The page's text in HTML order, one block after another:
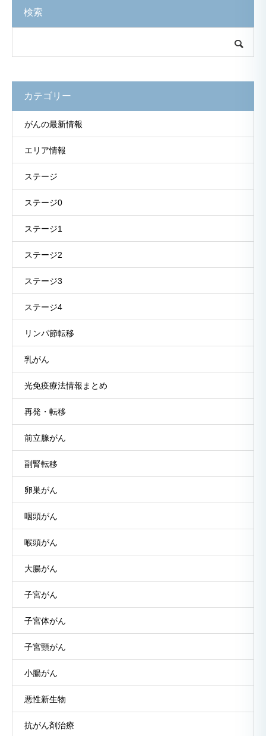
検索
カテゴリー
がんの最新情報
エリア情報
ステージ
ステージ0
ステージ1
ステージ2
ステージ3
ステージ4
リンパ節転移
乳がん
光免疫療法情報まとめ
再発・転移
前立腺がん
副腎転移
卵巣がん
咽頭がん
喉頭がん
大腸がん
子宮がん
子宮体がん
子宮頸がん
小腸がん
悪性新生物
抗がん剤治療